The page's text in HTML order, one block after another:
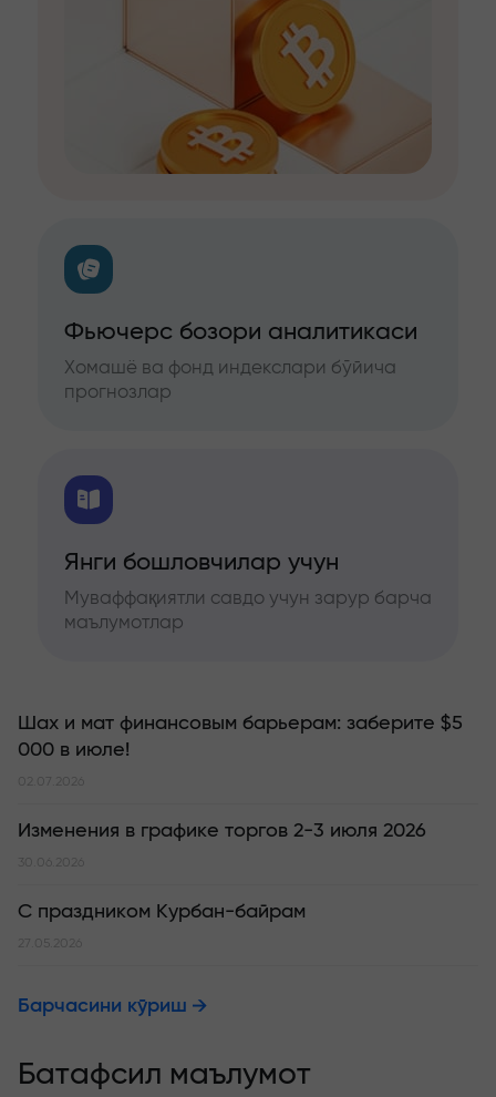
Фьючерс бозори аналитикаси
Хомашё ва фонд индекслари бўйича
прогнозлар
Янги бошловчилар учун
Муваффақиятли савдо учун зарур барча
маълумотлар
Шах и мат финансовым барьерам: заберите $5
000 в июле!
02.07.2026
Изменения в графике торгов 2-3 июля 2026
30.06.2026
С праздником Курбан-байрам
27.05.2026
Барчасини кўриш
Батафсил маълумот